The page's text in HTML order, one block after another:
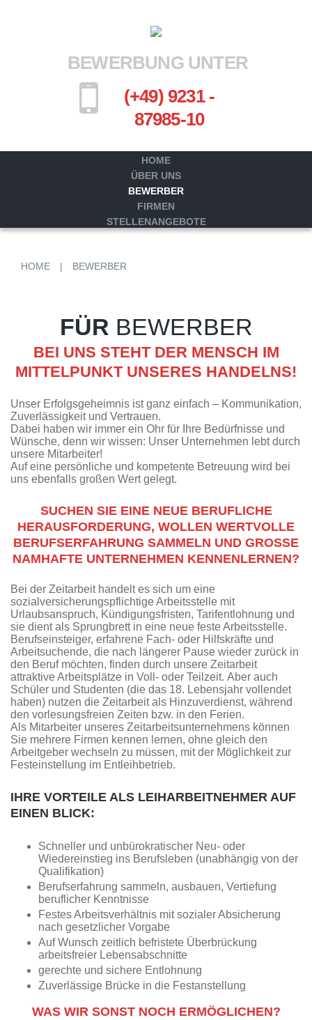
BEWERBUNG UNTER
(+49) 9231 -
87985-10
HOME
ÜBER UNS
BEWERBER
FIRMEN
STELLENANGEBOTE
HOME | BEWERBER
FÜR BEWERBER
BEI UNS STEHT DER MENSCH IM
MITTELPUNKT UNSERES HANDELNS!
Unser Erfolgsgeheimnis ist ganz einfach – Kommunikation,
Zuverlässigkeit und Vertrauen.
Dabei haben wir immer ein Ohr für Ihre Bedürfnisse und
Wünsche, denn wir wissen: Unser Unternehmen lebt durch
unsere Mitarbeiter!
Auf eine persönliche und kompetente Betreuung wird bei
uns ebenfalls großen Wert gelegt.
SUCHEN SIE EINE NEUE BERUFLICHE
HERAUSFORDERUNG, WOLLEN WERTVOLLE
BERUFSERFAHRUNG SAMMELN UND GROSSE N
AMHAFTE UNTERNEHMEN KENNENLERNEN?
Bei der Zeitarbeit handelt es sich um eine
sozialversicherungspflichtige Arbeitsstelle mit
Urlaubsanspruch, Kündigungsfristen, Tarifentlohnung und
sie dient als Sprungbrett in eine neue feste Arbeitsstelle.
Berufseinsteiger, erfahrene Fach- oder Hilfskräfte und
Arbeitsuchende, die nach längerer Pause wieder zurück in
den Beruf möchten, finden durch unsere Zeitarbeit
attraktive Arbeitsplätze in Voll- oder Teilzeit. Aber auch
Schüler und Studenten (die das 18. Lebensjahr vollendet
haben) nutzen die Zeitarbeit als Hinzuverdienst, während
den vorlesungsfreien Zeiten bzw. in den Ferien.
Als Mitarbeiter unseres Zeitarbeitsunternehmens können
Sie mehrere Firmen kennen lernen, ohne gleich den
Arbeitgeber wechseln zu müssen, mit der Möglichkeit zur
Festeinstellung im Entleihbetrieb.
IHRE VORTEILE ALS LEIHARBEITNEHMER AUF
EINEN BLICK:
Schneller und unbürokratischer Neu- oder
Wiedereinstieg ins Berufsleben (unabhängig von der
Qualifikation)
Berufserfahrung sammeln, ausbauen, Vertiefung
beruflicher Kenntnisse
Festes Arbeitsverhältnis mit sozialer Absicherung
nach gesetzlicher Vorgabe
Auf Wunsch zeitlich befristete Überbrückung
arbeitsfreier Lebensabschnitte
gerechte und sichere Entlohnung
Zuverlässige Brücke in die Festanstellung
WAS WIR SONST NOCH ERMÖGLICHEN?